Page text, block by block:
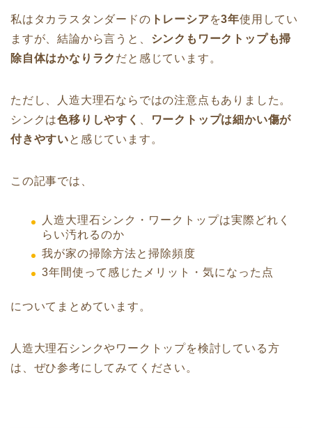
私はタカラスタンダードの トレーシアを3年使用してい
ますが、結論から言うと、 シンクもワークトップも掃
除自体はかなりラク だと感じています。
ただし、人造大理石ならではの注意点もありました。
シンクは色移りしやすく
ワークトップは細かい傷が
付きやすいと感じています。
この記事では、
人造大理石シンク・ワークトップは実際どれく
らい汚れるのか
我が家の掃除方法と掃除頻度
3年間使って感じたメリット・気になった点
についてまとめています。
人造大理石シンクやワークトップを検討している方
は、ぜひ参考にしてみてください。